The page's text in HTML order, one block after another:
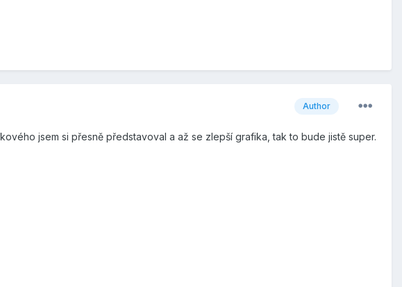
Author
jsem si přesně představoval a až se zlepší grafika, tak to bude jistě super.